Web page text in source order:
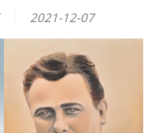
2021-12-07